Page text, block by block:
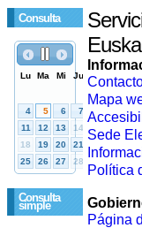
Consulta
Consulta
simple
Mapa
Sede
Política
Página